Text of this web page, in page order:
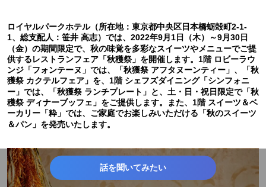
ロイヤルパークホテル（所在地：東京都中央区日本橋蛎殻町2-1-
1、総支配人：笹井 高志）では、2022年9月1日（木）～9月30日
（金）の期間限定で、秋の味覚を多彩なスイーツやメニューでご提
供するレストランフェア「秋穫祭」を開催します。1階 ロビーラウ
ンジ「フォンテーヌ」では、「秋獲祭 アフタヌーンティー」、「秋
獲祭 カクテルフェア」を、1階 シェフズダイニング「シンフォニ
ー」では、「秋獲祭 ランチプレート」と、土・日・祝日限定で「秋
穫祭 ディナーブッフェ」をご提供します。また、1階 スイーツ＆ベ
ーカリー「粋」では、ご家庭でお楽しみいただける「秋のスイーツ
＆パン」を発売いたします。
話を聞いてみたい